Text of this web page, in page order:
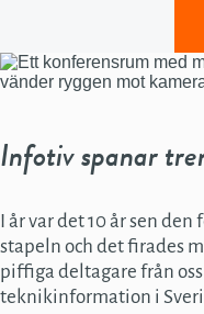
Infotiv spanar
I år var det 10 år sen den
stapeln och det firades
piffiga deltagare från
teknikinformation i